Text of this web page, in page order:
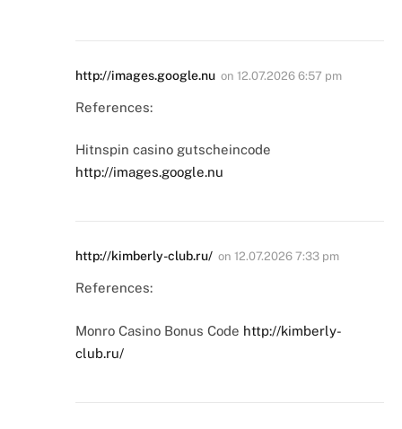
http://images.google.nu on 12.07.2026 6:57 pm
References:
Hitnspin casino gutscheincode
http://images.google.nu
http://kimberly-club.ru/ on 12.07.2026 7:33 pm
References:
Monro Casino Bonus Code http://kimberly-
club.ru/